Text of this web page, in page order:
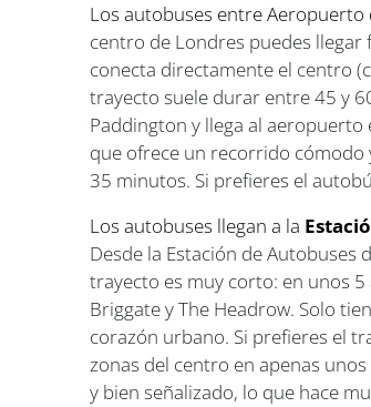
Los autobuses entre Aeropuerto
centro de Londres puedes
conecta directamente el centro
trayecto suele durar entre 45 y
Paddington y llega al
que ofrece un recorrido cómodo
35 minutos. Si prefieres el
Los autobuses llegan a la
Desde la Estación de
trayecto es muy corto: en unos
Briggate y The Headrow. Solo
corazón urbano. Si prefieres el
zonas del centro en apenas
y bien señalizado, lo que hace